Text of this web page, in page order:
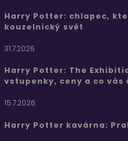
Harry Potter: chlapec,
kouzelnický svět
31.7.2026
Harry Potter: The
vstupenky, ceny a co vás
15.7.2026
Harry Potter kavárna: